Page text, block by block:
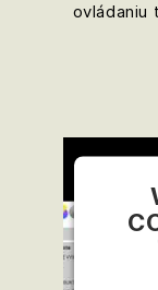
ovládaniu